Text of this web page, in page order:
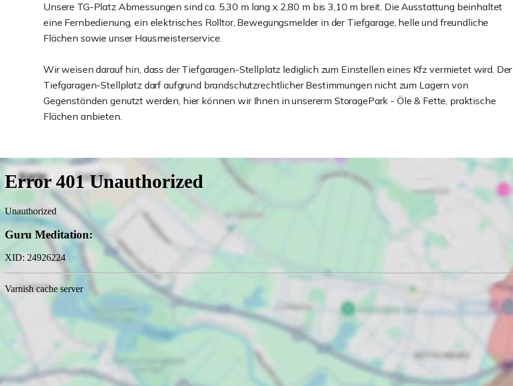
Unsere TG-Platz Abmessungen sind ca. 5,30 m lang x 2,80 m bis 3,10 m breit. Die Ausstattung beinhaltet
eine Fernbedienung, ein elektrisches Rolltor, Bewegungsmelder in der Tiefgarage, helle und freundliche
Flächen sowie unser Hausmeisterservice.
Wir weisen darauf hin, dass der Tiefgaragen-Stellplatz lediglich zum Einstellen eines Kfz vermietet wird. Der
Tiefgaragen-Stellplatz darf aufgrund brandschutzrechtlicher Bestimmungen nicht zum Lagern von
Gegenständen genutzt werden, hier können wir Ihnen in unsererm StoragePark - Öle & Fette, praktische
Flächen anbieten.